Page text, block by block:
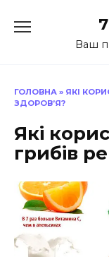
до
Ваш
ГОЛОВНА » ЯКІ
ЗДОРОВ’Я?
Які
грибів